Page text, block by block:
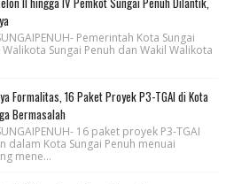
Pemerintah Kota Sungai
Sungai Penuh dan Wakil Walikota
Formalitas, 16 Paket Proyek P3-TGAI di Kota
Bermasalah
16 paket proyek P3-TGAI
dalam Kota Sungai Penuh menuai
mene...